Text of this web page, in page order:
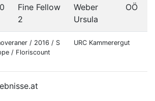
Fine Fellow
2
Weber
Ursula
OÖ
/ 2016 / S
/ Floriscount
URC Kammerergut